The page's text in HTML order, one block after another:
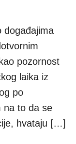
događajima
pozornost
laika iz
po
na to da se
hvataju […]